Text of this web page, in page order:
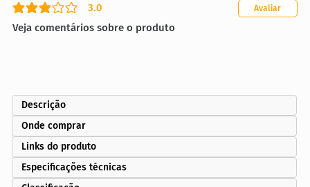
3.0
classificação média é 3 de 5
Veja comentários sobre o produto
Avaliar
Descrição
Onde comprar
Links do produto
Especificações técnicas